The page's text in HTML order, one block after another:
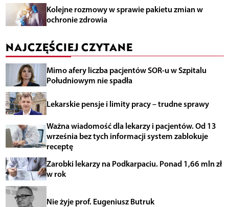
Kolejne rozmowy w sprawie pakietu zmian w
ochronie zdrowia
NAJCZĘŚCIEJ CZYTANE
Mimo afery liczba pacjentów SOR-u w Szpitalu
Południowym nie spadła
Lekarskie pensje i limity pracy – trudne sprawy
Ważna wiadomość dla lekarzy i pacjentów. Od 13
września bez tych informacji system zablokuje
receptę
Zarobki lekarzy na Podkarpaciu. Ponad 1,66 mln zł
w rok
Nie żyje prof. Eugeniusz Butruk